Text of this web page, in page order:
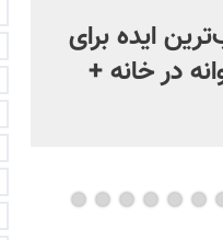
ایده برای
در خانه +